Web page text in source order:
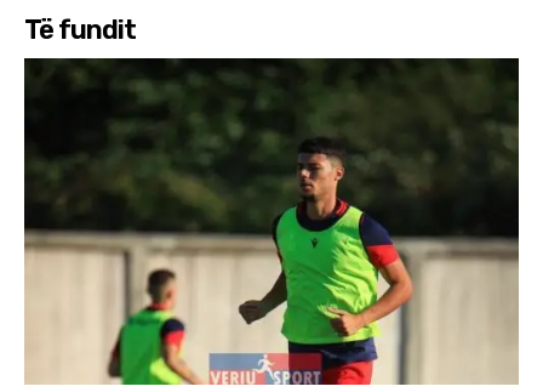
Të fundit